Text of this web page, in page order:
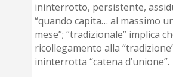
ininterrotto, persistente,
“quando capita… al massimo
mese”; “tradizionale” implica
ricollegamento alla
ininterrotta “catena d’unione”.